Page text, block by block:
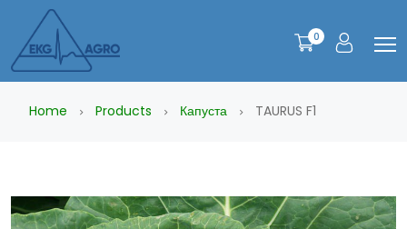
0
Home Products Капуста TAURUS F1